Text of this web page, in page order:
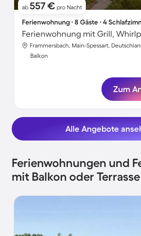
ab 557 € pro Nacht
Ferienwohnung ∙ 8 Gäste ∙ 4
Frammersbach, Main-Spessart,
Balkon
Zum
Alle Angebote
Ferienwohnungen und
mit Balkon oder Terrasse